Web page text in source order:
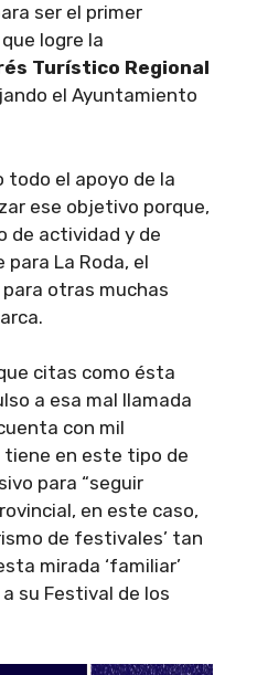
ser el primer
logre la
Turístico Regional
el Ayuntamiento
todo el apoyo de la
ese objetivo porque,
de actividad y de
La Roda, el
otras muchas
citas como ésta
a esa mal llamada
con mil
en este tipo de
para “seguir
en este caso,
de festivales’ tan
mirada ‘familiar’
su Festival de los